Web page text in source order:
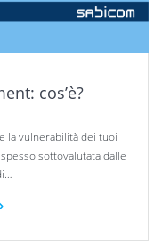
cos’è?
la vulnerabilità dei tuoi
sottovalutata dalle